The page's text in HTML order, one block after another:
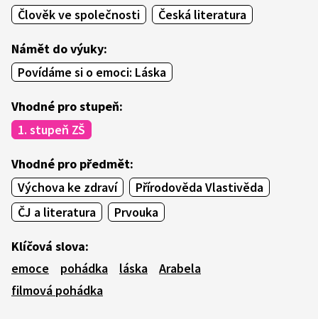
Člověk ve společnosti
Česká literatura
Námět do výuky:
Povídáme si o emoci: Láska
Vhodné pro stupeň:
1. stupeň ZŠ
Vhodné pro předmět:
Výchova ke zdraví
Přírodověda Vlastivěda
ČJ a literatura
Prvouka
Klíčová slova:
emoce
pohádka láska
Arabela
filmová pohádka